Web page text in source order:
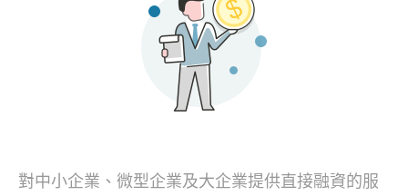
對中小企業、微型企業及大企業提供直接融資的服